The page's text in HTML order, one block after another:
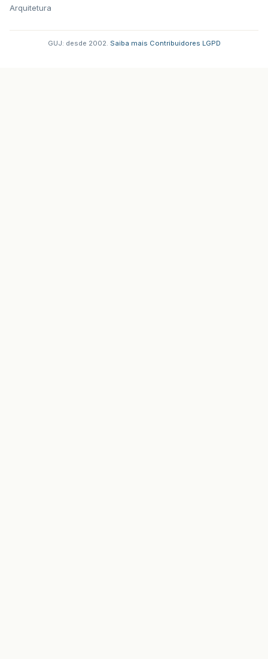
Arquitetura
GUJ: desde 2002. Saiba mais Contribuidores LGPD